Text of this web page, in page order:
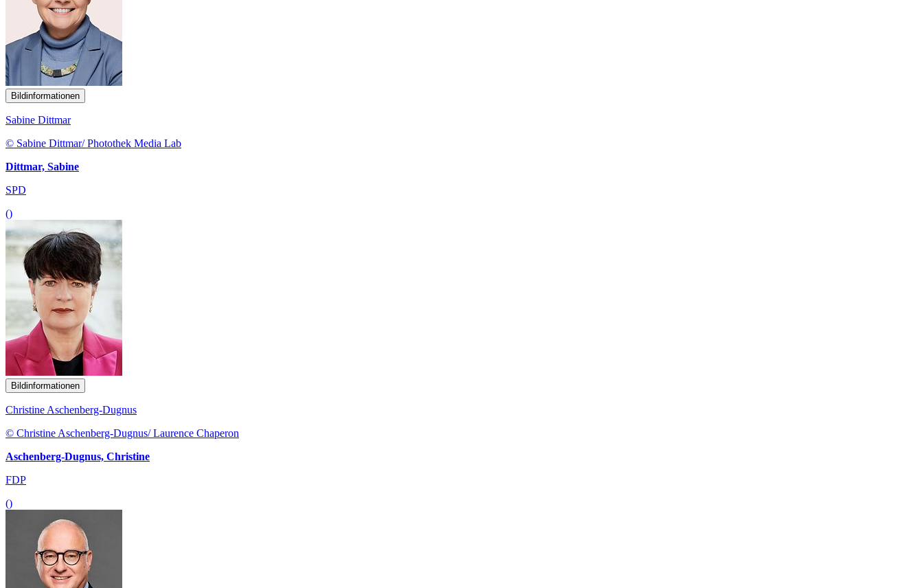
Bildinformationen
Sabine Dittmar
© Sabine Dittmar/ Photothek Media Lab
Dittmar, Sabine
SPD
()
Bildinformationen
Christine Aschenberg-Dugnus
© Christine Aschenberg-Dugnus/ Laurence Chaperon
Aschenberg-Dugnus, Christine
FDP
()